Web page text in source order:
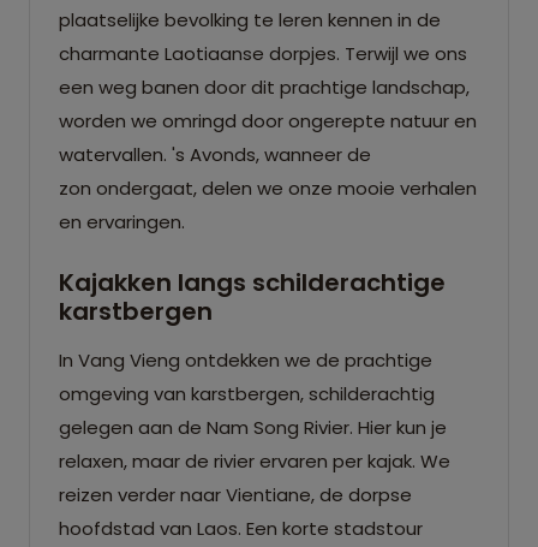
plaatselijke bevolking te leren kennen in de
charmante Laotiaanse dorpjes. Terwijl we ons
een weg banen door dit prachtige landschap,
worden we omringd door ongerepte natuur en
watervallen. 's Avonds, wanneer de
zon ondergaat, delen we onze mooie verhalen
en ervaringen.
Kajakken langs schilderachtige
karstbergen
In Vang Vieng ontdekken we de prachtige
omgeving van karstbergen, schilderachtig
gelegen aan de Nam Song Rivier. Hier kun je
relaxen, maar de rivier ervaren per kajak. We
reizen verder naar Vientiane, de dorpse
hoofdstad van Laos. Een korte stadstour